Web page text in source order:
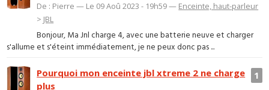
De : Pierre — Le 09 Aoû 2023 - 19h59 — Enceinte, haut-parleur
> JBL
Bonjour, Ma Jnl charge 4, avec une batterie neuve et charger
s'allume et s'éteint immédiatement, je ne peux donc pas ...
1
Pourquoi mon enceinte jbl xtreme 2 ne charge
plus